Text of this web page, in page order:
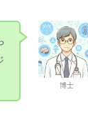
博士